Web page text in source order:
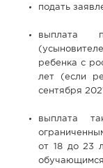
подать
выплата
ребенка с
лет (если
сентября
выплата
от 18 до 23